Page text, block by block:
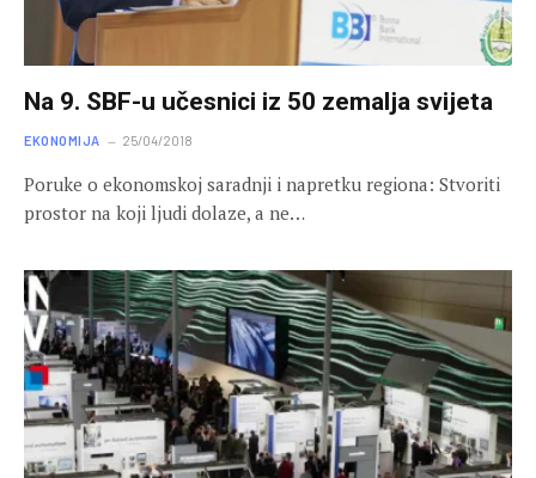
Na 9. SBF-u učesnici iz 50 zemalja svijeta
EKONOMIJA 25/04/2018
Poruke o ekonomskoj saradnji i napretku regiona: Stvoriti
prostor na koji ljudi dolaze, a ne…